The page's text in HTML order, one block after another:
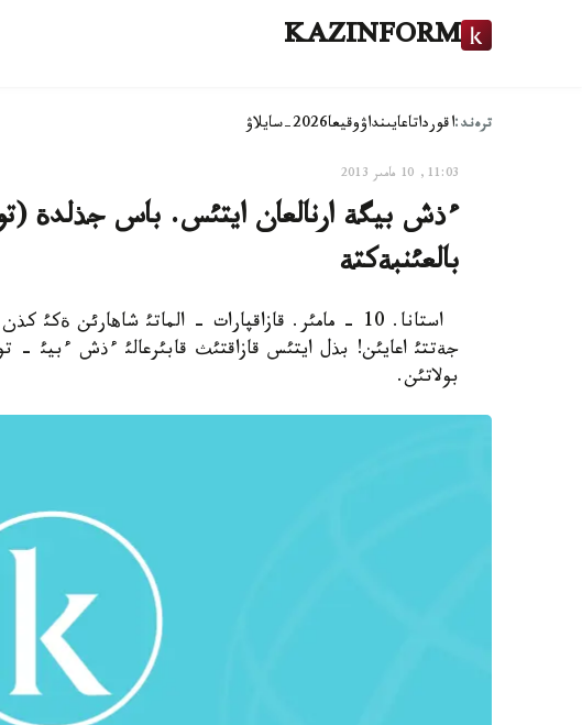
KAZINFORM
ترەند:اقورداتاعايىنداۋوقيعا2026-سايلاۋ
11:03, 10 مامىر 2013
ءذش بيگة ارنالعان ايتئس. باس جذلدة
بالعئنبةكتة
استانا. 10 - مامئر. قازاقپارات - الماتئ شاهارئن
جةتتئ اعايئن! بذل ايتئس قازاقتئث قابئرعالئ ءذش ءبيئ -
بولاتئن.